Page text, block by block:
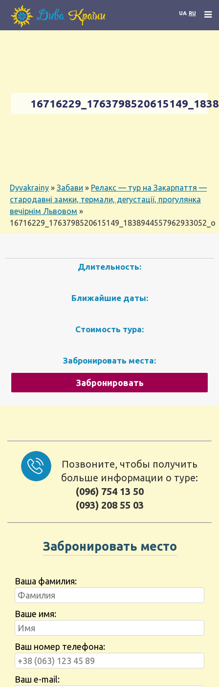
UA RU
Dyvakrainy » Забави » Релакс — тур на Закарпаття —
стародавні замки, термали, дегустації, прогулянка
вечірнім Львовом »
16716229_1763798520615149_1838944557962933052_o
Длительность:
Ближайшие даты:
Стоимость тура:
Забронировать места:
Забронировать
Позвоните, чтобы получить
больше информации о туре:
(096) 754 13 50
(093) 208 55 03
Забронировать место
Ваша фамилия:
Ваше имя:
Ваш номер телефона:
Ваш e-mail: